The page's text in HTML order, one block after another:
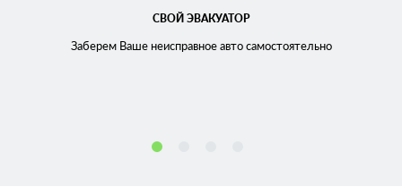
СВОЙ ЭВАКУАТОР
Заберем Ваше неисправноеавто самостоятельно